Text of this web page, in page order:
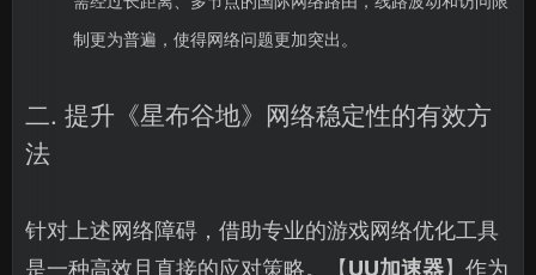
制更为普遍，使得网络问题更加突出。
二. 提升《星布谷地》网络稳定性的有效方
法
针对上述网络障碍，借助专业的游戏网络优化工具
是一种高效且直接的应对策略。【UU加速器】作为